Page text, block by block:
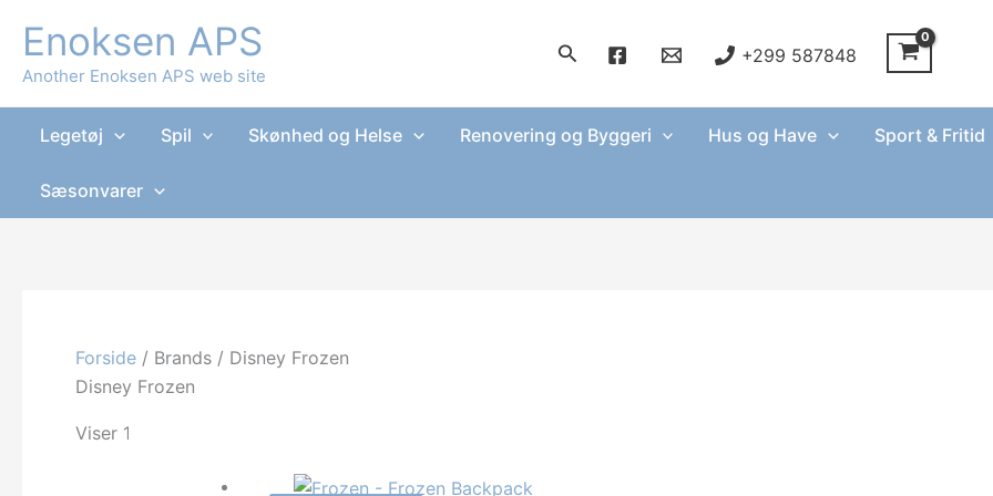
indholdet
Enoksen APS
Another Enoksen APS web site
Søg +299 587848
Legetøj Spil Skønhed og Helse Renovering og Byggeri Hus og Have Sport & Fritid
Sæsonvarer
Forside / Brands / Disney Frozen
Disney Frozen
Viser 1–12 af 26 resultater
seneste